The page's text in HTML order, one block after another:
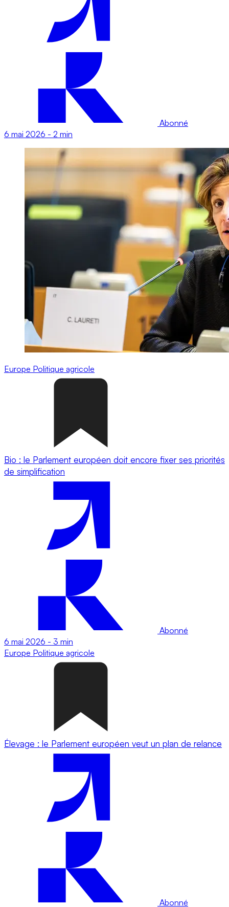
Abonné
6 mai 2026 - 2 min
Europe Politique agricole
Bio : le Parlement européen doit encore fixer ses priorités
de simplification
Abonné
6 mai 2026 - 3 min
Europe Politique agricole
Élevage : le Parlement européen veut un plan de relance
Abonné